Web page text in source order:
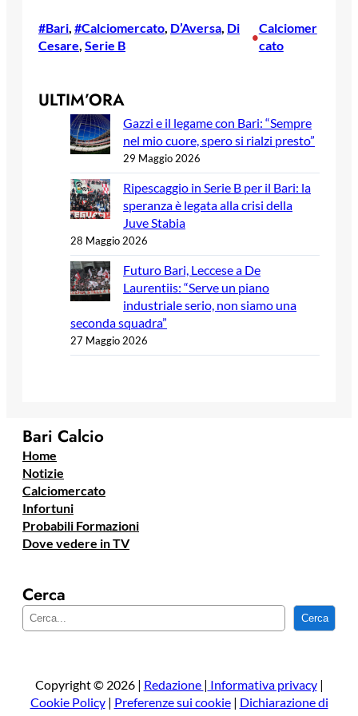
#Bari, #Calciomercato, D’Aversa, Di
Cesare, Serie B
•
Calciomer
cato
ULTIM’ORA
Gazzi e il legame con Bari: “Sempre
nel mio cuore, spero si rialzi presto”
29 Maggio 2026
Ripescaggio in Serie B per il Bari: la
speranza è legata alla crisi della
Juve Stabia
28 Maggio 2026
Futuro Bari, Leccese a De
Laurentiis: “Serve un piano
industriale serio, non siamo una
seconda squadra”
27 Maggio 2026
Bari Calcio
Home
Notizie
Calciomercato
Infortuni
Probabili Formazioni
Dove vedere in TV
Cerca
e
a
Cerca
Copyright © 2026 | Redazione | Informativa privacy|
Cookie Policy| Preferenze sui cookie| Dichiarazione di